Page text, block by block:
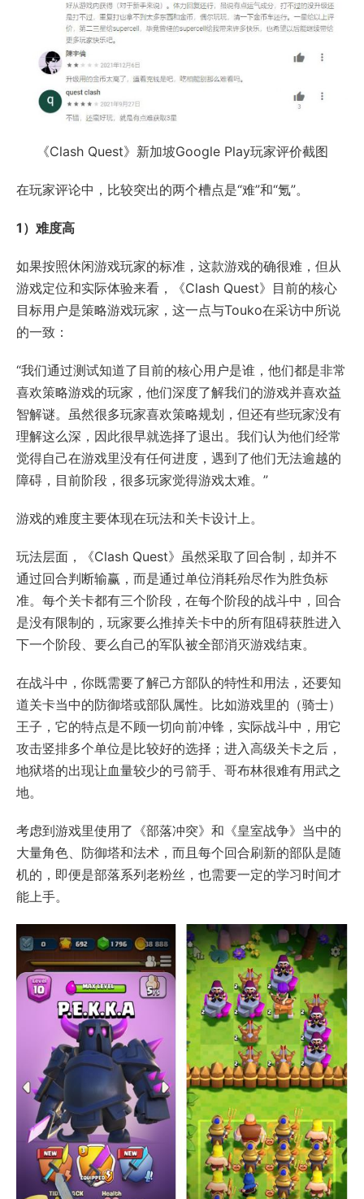
《Clash Quest》新加坡Google Play玩家评价截图
在玩家评论中，比较突出的两个槽点是“难”和“氪”。
1）难度高
如果按照休闲游戏玩家的标准，这款游戏的确很难，但从
游戏定位和实际体验来看，《Clash Quest》目前的核心
目标用户是策略游戏玩家，这一点与Touko在采访中所说
的一致：
“我们通过测试知道了目前的核心用户是谁，他们都是非常
喜欢策略游戏的玩家，他们深度了解我们的游戏并喜欢益
智解谜。虽然很多玩家喜欢策略规划，但还有些玩家没有
理解这么深，因此很早就选择了退出。我们认为他们经常
觉得自己在游戏里没有任何进度，遇到了他们无法逾越的
障碍，目前阶段，很多玩家觉得游戏太难。”
游戏的难度主要体现在玩法和关卡设计上。
玩法层面，《Clash Quest》虽然采取了回合制，却并不
通过回合判断输赢，而是通过单位消耗殆尽作为胜负标
准。每个关卡都有三个阶段，在每个阶段的战斗中，回合
是没有限制的，玩家要么推掉关卡中的所有阻碍获胜进入
下一个阶段、要么自己的军队被全部消灭游戏结束。
在战斗中，你既需要了解己方部队的特性和用法，还要知
道关卡当中的防御塔或部队属性。比如游戏里的（骑士）
王子，它的特点是不顾一切向前冲锋，实际战斗中，用它
攻击竖排多个单位是比较好的选择；进入高级关卡之后，
地狱塔的出现让血量较少的弓箭手、哥布林很难有用武之
地。
考虑到游戏里使用了《部落冲突》和《皇室战争》当中的
大量角色、防御塔和法术，而且每个回合刷新的部队是随
机的，即便是部落系列老粉丝，也需要一定的学习时间才
能上手。